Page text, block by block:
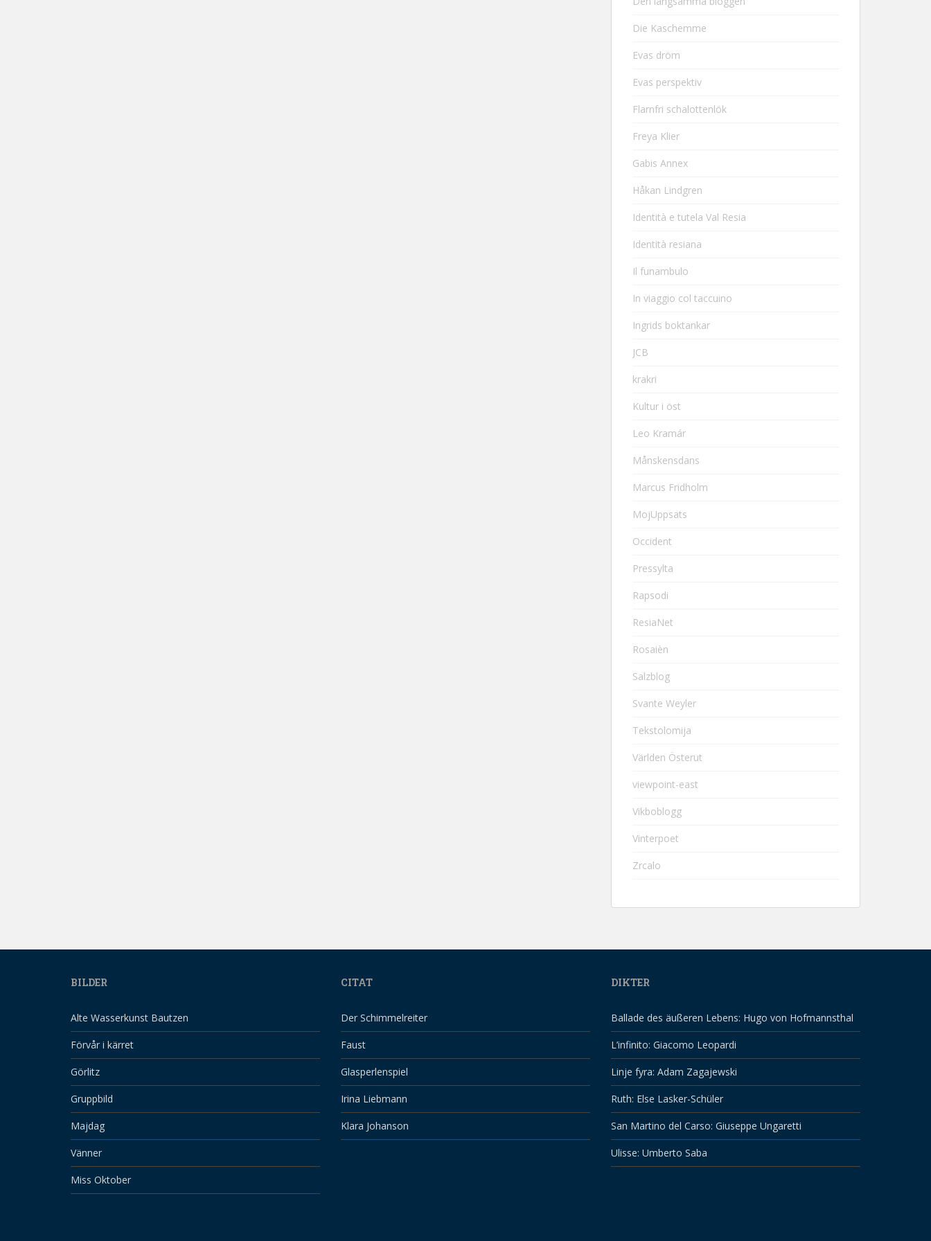
Die Kaschemme
Evas dröm
Evas perspektiv
Flarnfri schalottenlök
Freya Klier
Gabis Annex
Håkan Lindgren
Identità e tutela Val Resia
Identità resiana
Il funambulo
In viaggio col taccuino
Ingrids boktankar
JCB
krakri
Kultur i öst
Leo Kramár
Månskensdans
Marcus Fridholm
MojUppsats
Occident
Pressylta
Rapsodi
ResiaNet
Rosaièn
Salzblog
Svante Weyler
Tekstolomija
Världen Österut
viewpoint-east
Vikboblogg
Vinterpoet
Zrcalo
BILDER
Alte Wasserkunst Bautzen
Förvår i kärret
Görlitz
Gruppbild
Majdag
Vänner
Miss Oktober
CITAT
Der Schimmelreiter
Faust
Glasperlenspiel
Irina Liebmann
Klara Johanson
DIKTER
Ballade des äußeren Lebens: Hugo von Hofmannsthal
L’infinito: Giacomo Leopardi
Linje fyra: Adam Zagajewski
Ruth: Else Lasker-Schüler
San Martino del Carso: Giuseppe Ungaretti
Ulisse: Umberto Saba